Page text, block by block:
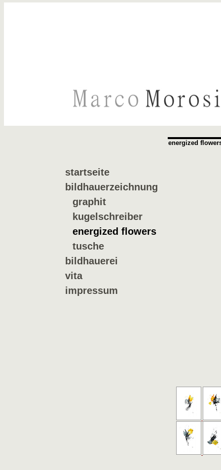
startseite
bildhauerzeichnung
graphit
kugelschreiber
energized flowers
tusche
bildhauerei
vita
impressum
energized